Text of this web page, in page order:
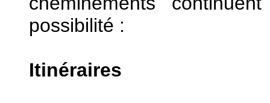
possibilité :
Itinéraires